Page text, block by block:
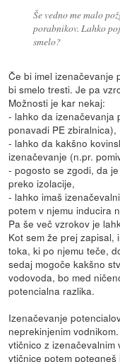
Še vedno me malo
porabnikov. Lahko
smelo?
Če bi imel izenačevanje
bi smelo tresti. Je pa
Možnosti je kar nekaj:
- lahko da izenačevanja
ponavadi PE zbiralnica),
- lahko da kakšno
izenačevanje (n.pr.
- pogosto se zgodi, da
preko izolacije,
- lahko imaš
potem v njemu inducira
Pa še več vzrokov je
Kot sem že prej zapisal,
toka, ki po njemu teče,
sedaj mogoče kakšno
vodovoda, bo med
potencialna razlika.
Izenačevanje
neprekinjenim
vtičnico z
vtičnice potem